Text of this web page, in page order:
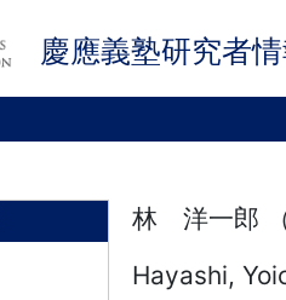
慶應義塾研究者
林 洋一郎
Hayashi,